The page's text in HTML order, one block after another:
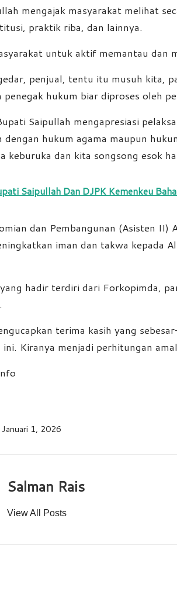
mengajak masyarakat melihat
praktik riba, dan lainnya.
untuk aktif memantau dan
penjual, tentu itu musuh kita,
penegak hukum biar diproses oleh
Saipullah mengapresiasi
hukum agama maupun
keburuka dan kita songsong esok
Saipullah Dan DJPK Kemenkeu
dan Pembangunan (Asisten
iman dan takwa kepada
hadir terdiri dari Forkopimda,
terima kasih yang
ini. Kiranya menjadi perhitungan
1, 2026
Salman Rais
View All Posts